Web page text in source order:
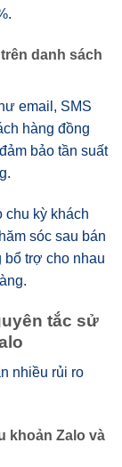
danh sách
email, SMS
hàng đồng
bảo tần suất
chu kỳ khách
sóc sau bán
bổ trợ cho nhau
tắc sử
nhiều rủi ro
khoản Zalo và